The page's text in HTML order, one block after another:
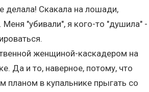
делала! Скакала на лошади,
Меня "убивали", я кого-то "душила" -
женщиной-каскадером на
Да и то, наверное, потому, что
планом в купальнике прыгать со